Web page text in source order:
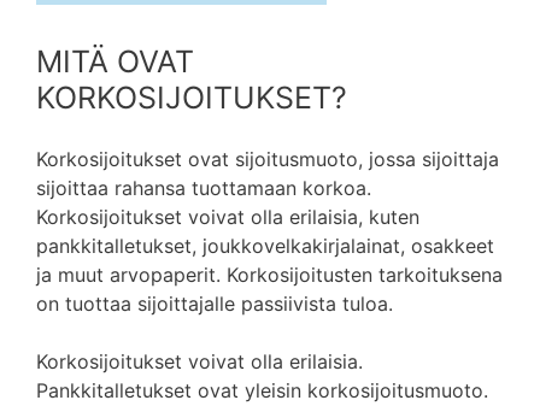
MITÄ OVAT
KORKOSIJOITUKSET?
Korkosijoitukset ovat sijoitusmuoto, jossa sijoittaja
sijoittaa rahansa tuottamaan korkoa.
Korkosijoitukset voivat olla erilaisia, kuten
pankkitalletukset, joukkovelkakirjalainat, osakkeet
ja muut arvopaperit. Korkosijoitusten tarkoituksena
on tuottaa sijoittajalle passiivista tuloa.
Korkosijoitukset voivat olla erilaisia.
Pankkitalletukset ovat yleisin korkosijoitusmuoto.